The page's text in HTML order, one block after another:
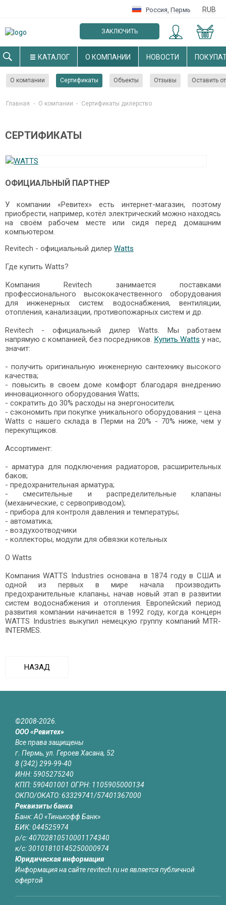
Россия, Пермь RUB
ЗАКЛЮЧИТЬ
ОПТОВЫЙ ДОГОВОР
КАТАЛОГ О КОМПАНИИ НОВОСТИ
О компании Сертификаты Объекты Отзывы Оставить
Главная - О компании - Cертификаты дилерство
СЕРТИФИКАТЫ
ОФИЦИАЛЬНЫЙ ПАРТНЕР
У компании «Ревитех» есть интернет-магазин, поэтому
приобрести, например, котёл электрический можно находясь
на своём рабочем месте или сидя перед домашним
компьютером.
Revitech - официальный дилер Watts
Где купить Watts?
Компания Revitech занимается поставками
профессионального высококачественного оборудования
для инженерных систем: водоснабжения, вентиляции,
отопления, канализации, противопожарных систем и др.
Revitech - официальный дилер Watts. Мы работаем
напрямую с компанией, без посредников. Купить Watts у нас,
значит:
- получить оригинальную инженерную сантехнику высокого
качества;
- повысить в своем доме комфорт благодаря внедрению
инновационного оборудования Watts;
- сократить до 30% расходы на энергоносители;
- сэкономить при покупке уникального оборудования – цена
Watts с нашего склада в Перми на 20% - 70% ниже, чем у
перекупщиков.
Ассортимент:
- арматура для подключения радиаторов, расширительных
баков;
- предохранительная арматура;
- смесительные и распределительные клапаны
(механические, с сервоприводом);
- прибора для контроля давления и температуры;
- автоматика;
- воздухоотводчики
- коллекторы, модули для обвязки котельных
О Watts
Компания WATTS Industries основана в 1874 году в США и
одной из первых в мире начала производить
предохранительные клапаны, начав новый этап в развитии
систем водоснабжения и отопления. Европейский период
развития компании начинается в 1992 году, когда концерн
WATTS Industries выкупил немецкую группу компаний MTR-
INTERMES.
НАЗАД
©2008-2026.
ООО «Ревитех»
Все права защищены
г. Пермь, ул. Героев Хасана, 52
8 (342) 299-99-40
ИНН: 5905275240
КПП: 590401001 ОГРН: 1105905000134
ОКПО/ОКАТО: 63329741/57401367000
Реквизиты банка
Банк: АО «Тинькофф Банк»
БИК: 044525974
р/с: 40702810510001174340
к/с: 30101810145250000974
Юридическая информация
Информация на сайте revitech.ru не является публичной
офертой